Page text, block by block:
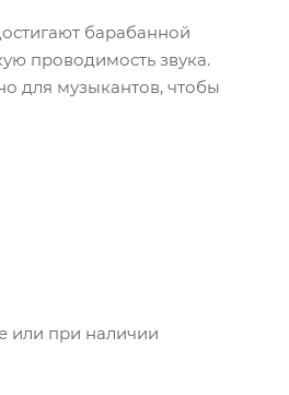
барабанной
проводимость звука.
для музыкантов, чтобы
или при наличии